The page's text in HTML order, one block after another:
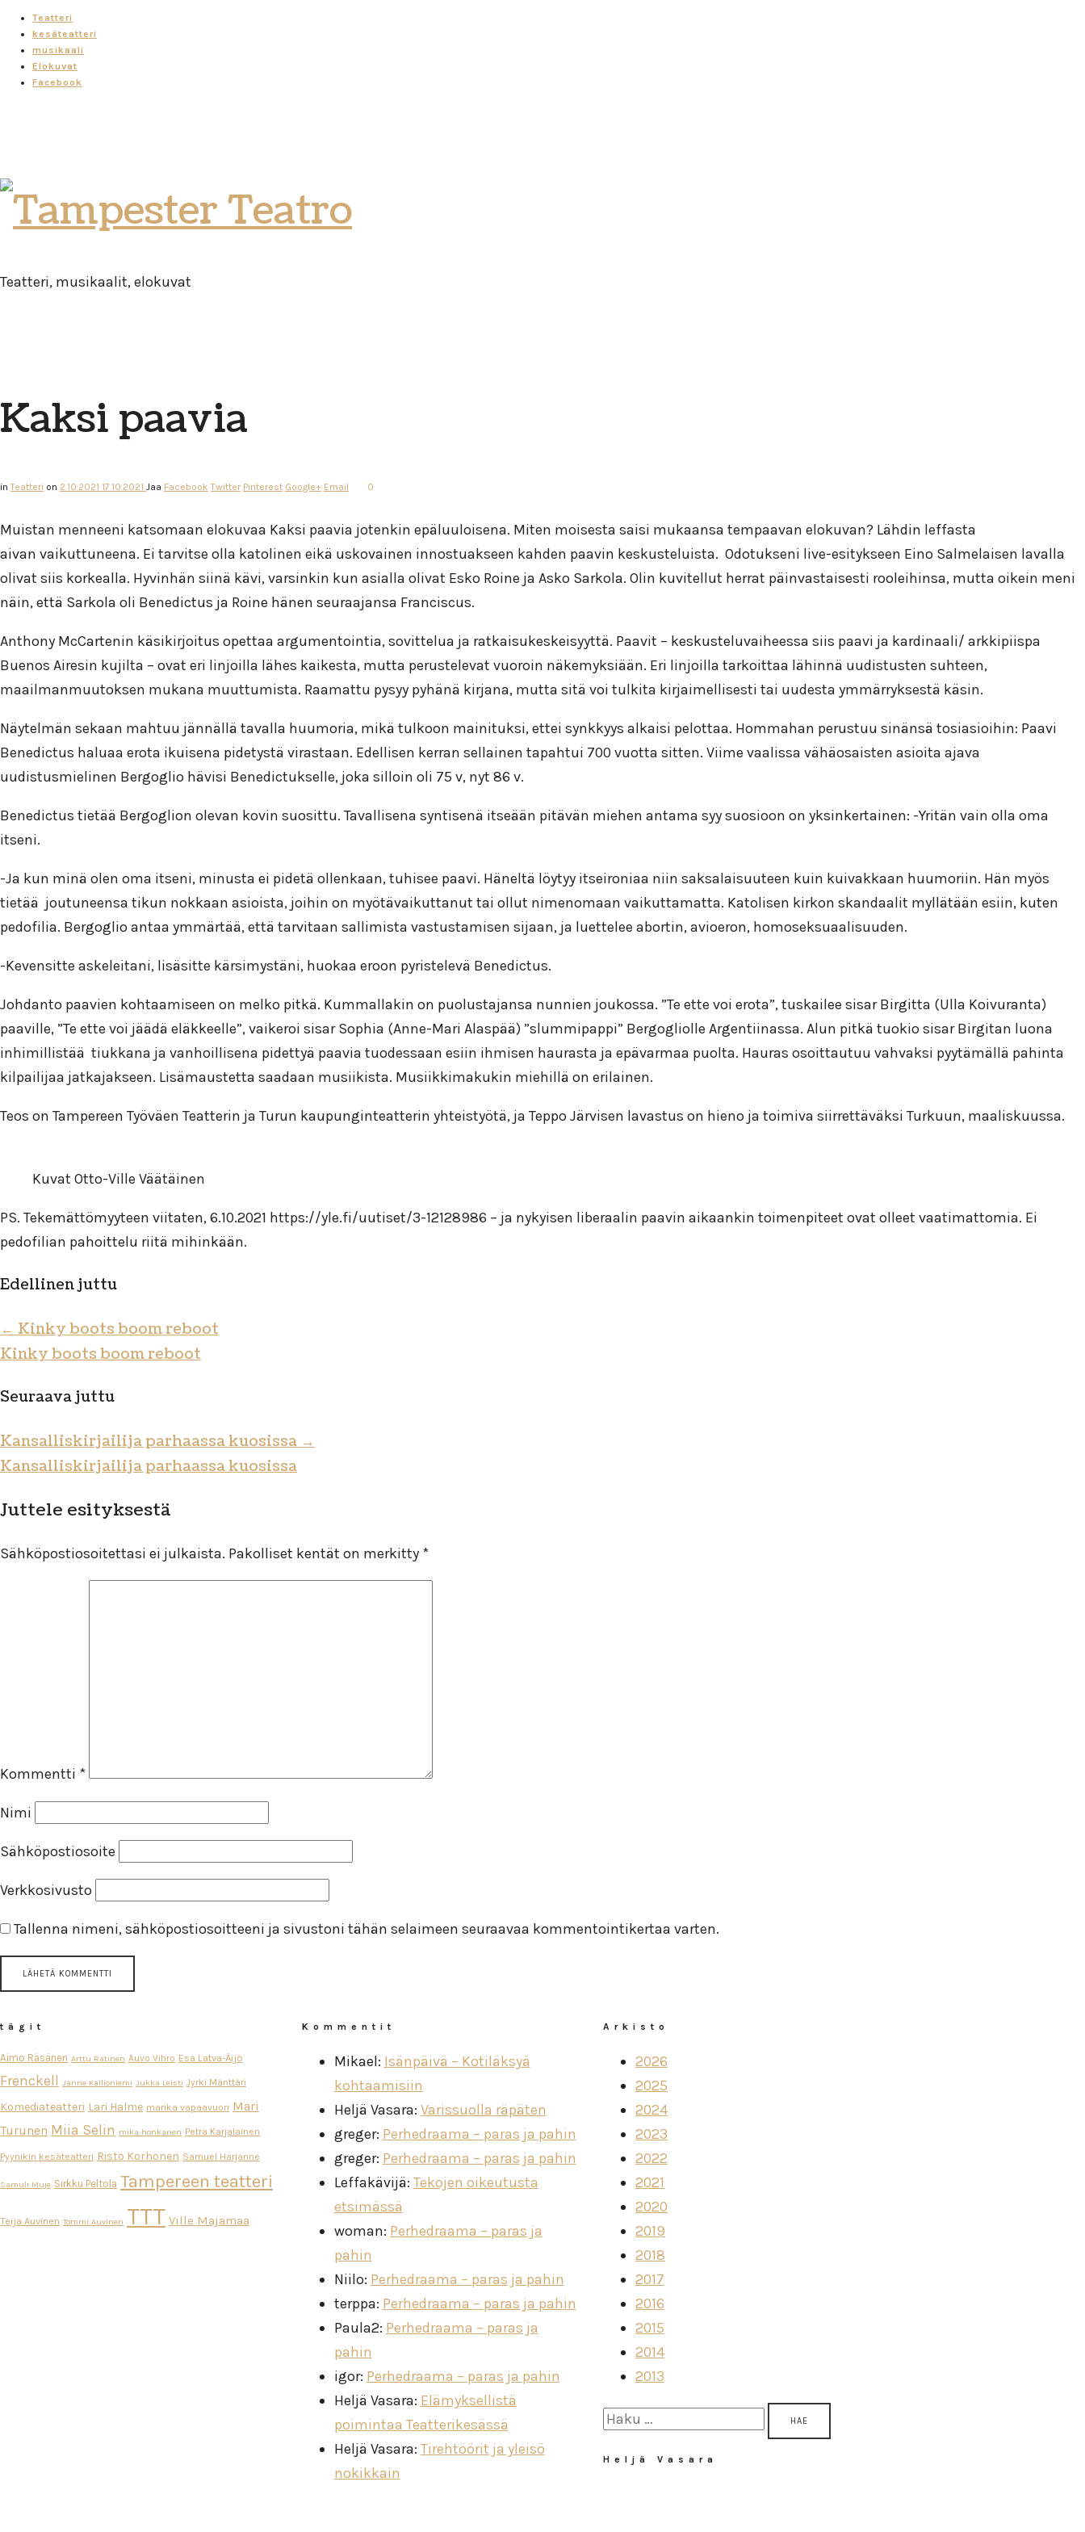
Teatteri
kesäteatteri
musikaali
Elokuvat
Facebook
Tampester
Teatro
Teatteri, musikaalit, elokuvat
Kaksi paavia
inTeatteri on 2.10.2021 17.10.2021 Jaa Facebook Twitter Pinterest Google+ Email 0
Muistan menneeni katsomaan elokuvaa Kaksi paavia jotenkin epäluuloisena. Miten moisesta saisi mukaansa tempaavan elokuvan? Lähdin leffasta
aivan vaikuttuneena. Ei tarvitse olla katolinen eikä uskovainen innostuakseen kahden paavin keskusteluista. Odotukseni live-esitykseen Eino Salmelaisen lavalla
olivat siis korkealla. Hyvinhän siinä kävi, varsinkin kun asialla olivat Esko Roine ja Asko Sarkola. Olin kuvitellut herrat päinvastaisesti rooleihinsa, mutta oikein meni
näin, että Sarkola oli Benedictus ja Roine hänen seuraajansa Franciscus.
Anthony McCartenin käsikirjoitus opettaa argumentointia, sovittelua ja ratkaisukeskeisyyttä. Paavit – keskusteluvaiheessa siis paavi ja kardinaali/ arkkipiispa
Buenos Airesin kujilta – ovat eri linjoilla lähes kaikesta, mutta perustelevat vuoroin näkemyksiään. Eri linjoilla tarkoittaa lähinnä uudistusten suhteen,
maailmanmuutoksen mukana muuttumista. Raamattu pysyy pyhänä kirjana, mutta sitä voi tulkita kirjaimellisesti tai uudesta ymmärryksestä käsin.
Näytelmän sekaan mahtuu jännällä tavalla huumoria, mikä tulkoon mainituksi, ettei synkkyys alkaisi pelottaa. Hommahan perustuu sinänsä tosiasioihin: Paavi
Benedictus haluaa erota ikuisena pidetystä virastaan. Edellisen kerran sellainen tapahtui 700 vuotta sitten. Viime vaalissa vähäosaisten asioita ajava
uudistusmielinen Bergoglio hävisi Benedictukselle, joka silloin oli 75 v, nyt 86 v.
Benedictus tietää Bergoglion olevan kovin suosittu. Tavallisena syntisenä itseään pitävän miehen antama syy suosioon on yksinkertainen: -Yritän vain olla oma
itseni.
-Ja kun minä olen oma itseni, minusta ei pidetä ollenkaan, tuhisee paavi. Häneltä löytyy itseironiaa niin saksalaisuuteen kuin kuivakkaan huumoriin. Hän myös
tietää joutuneensa tikun nokkaan asioista, joihin on myötävaikuttanut tai ollut nimenomaan vaikuttamatta. Katolisen kirkon skandaalit myllätään esiin, kuten
pedofilia. Bergoglio antaa ymmärtää, että tarvitaan sallimista vastustamisen sijaan, ja luettelee abortin, avioeron, homoseksuaalisuuden.
-Kevensitte askeleitani, lisäsitte kärsimystäni, huokaa eroon pyristelevä Benedictus.
Johdanto paavien kohtaamiseen on melko pitkä. Kummallakin on puolustajansa nunnien joukossa. ”Te ette voi erota”, tuskailee sisar Birgitta (Ulla Koivuranta)
paaville, ”Te ette voi jäädä eläkkeelle”, vaikeroi sisar Sophia (Anne-Mari Alaspää) ”slummipappi” Bergogliolle Argentiinassa. Alun pitkä tuokio sisar Birgitan luona
inhimillistää tiukkana ja vanhoillisena pidettyä paavia tuodessaan esiin ihmisen haurasta ja epävarmaa puolta. Hauras osoittautuu vahvaksi pyytämällä pahinta
kilpailijaa jatkajakseen. Lisämaustetta saadaan musiikista. Musiikkimakukin miehillä on erilainen.
Teos on Tampereen Työväen Teatterin ja Turun kaupunginteatterin yhteistyötä, ja Teppo Järvisen lavastus on hieno ja toimiva siirrettäväksi Turkuun, maaliskuussa.
Kuvat Otto-Ville Väätäinen
PS. Tekemättömyyteen viitaten, 6.10.2021 https://yle.fi/uutiset/3-12128986 – ja nykyisen liberaalin paavin aikaankin toimenpiteet ovat olleet vaatimattomia. Ei
pedofilian pahoittelu riitä mihinkään.
Edellinen juttu
← Kinky boots boom reboot
Kinky boots boom reboot
Seuraava juttu
Kansalliskirjailija parhaassa kuosissa→
Kansalliskirjailija parhaassa kuosissa
Juttele esityksestä
Sähköpostiosoitettasi ei julkaista. Pakolliset kentät on merkitty *
Kommentti *
Nimi
Sähköpostiosoite
Verkkosivusto
Tallenna nimeni, sähköpostiosoitteeni ja sivustoni tähän selaimeen seuraavaa kommentointikertaa varten.
tägit
Aimo Räsänen Arttu Ratinen Auvo Vihro Esa Latva-Äijö
Frenckell Janne Kallioniemi Jukka Leisti Jyrki Mänttäri
Komediateatteri Lari Halme marika vapaavuori Mari
Turunen Miia Selin mika honkanen Petra Karjalainen
Pyynikin kesäteatteri Risto Korhonen Samuel Harjanne
Samuli Muje Sirkku Peltola Tampereen teatteri
Teija Auvinen Tommi Auvinen TTT Ville Majamaa
Kommentit
Mikael: Isänpäivä – Kotiläksyä
kohtaamisiin
Heljä Vasara: Varissuolla räpäten
greger: Perhedraama – paras ja pahin
greger: Perhedraama – paras ja pahin
Leffakävijä: Tekojen oikeutusta
etsimässä
woman: Perhedraama – paras ja
pahin
Niilo: Perhedraama – paras ja pahin
terppa: Perhedraama – paras ja pahin
Paula2: Perhedraama – paras ja
pahin
igor: Perhedraama – paras ja pahin
Heljä Vasara: Elämyksellistä
poimintaa Teatterikesässä
Heljä Vasara: Tirehtöörit ja yleisö
nokikkain
Arkisto
2026
2025
2024
2023
2022
2021
2020
2019
2018
2017
2016
2015
2014
2013
Haku:
Heljä Vasara